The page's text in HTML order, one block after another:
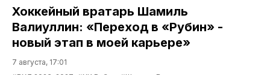
Хоккейный вратарь Шамиль
Валиуллин: «Переход в «Рубин» -
новый этап в моей карьере»
7 августа, 17:01